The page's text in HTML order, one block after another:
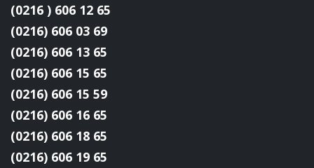
(0216 ) 606 12 65
(0216) 606 03 69
(0216) 606 13 65
(0216) 606 15 65
(0216) 606 15 59
(0216) 606 16 65
(0216) 606 18 65
(0216) 606 19 65